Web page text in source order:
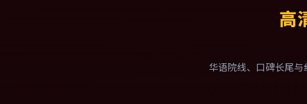
高
华语院线、口碑长尾